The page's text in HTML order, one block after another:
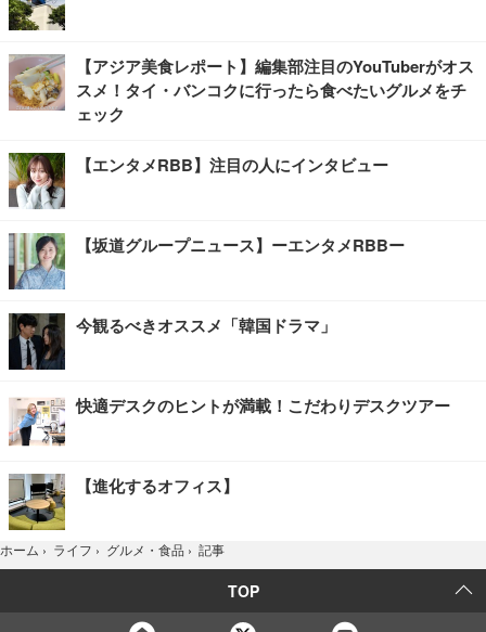
【アジア美食レポート】編集部注目のYouTuberがオス
スメ！タイ・バンコクに行ったら食べたいグルメをチ
ェック
【エンタメRBB】注目の人にインタビュー
【坂道グループニュース】ーエンタメRBBー
今観るべきオススメ「韓国ドラマ」
快適デスクのヒントが満載！こだわりデスクツアー
【進化するオフィス】
ホーム › ライフ › グルメ・食品 › 記事
TOP